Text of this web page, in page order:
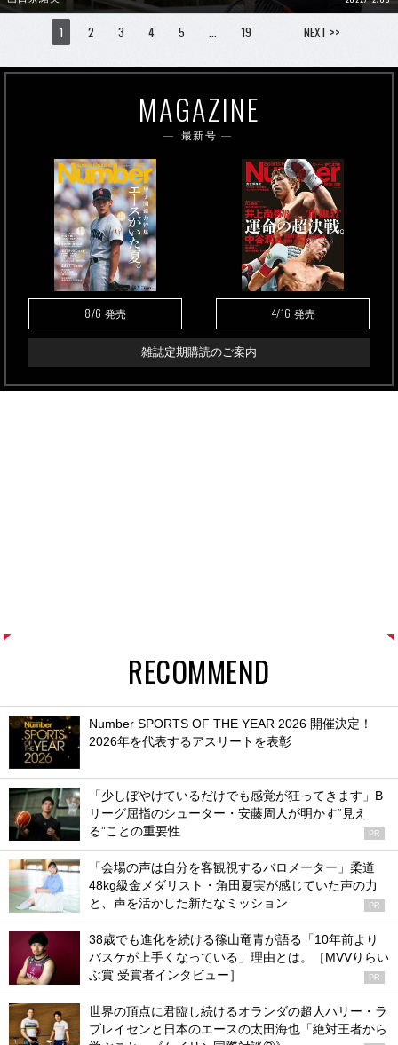
1 2 3 4 5 19 NEXT >>
MAGAZINE
最新号
8/6 発売 4/16 発売
雑誌定期購読のご案内
RECOMMEND
Number SPORTS OF THE YEAR 2026 開催決定！
2026年を代表するアスリートを表彰
「少しぼやけているだけでも感覚が狂ってきます」B
リーグ屈指のシューター・安藤周人が明かす“見え
る”ことの重要性
PR
「会場の声は自分を客観視するバロメーター」柔道
48kg級金メダリスト・角田夏実が感じていた声の力
と、声を活かした新たなミッション
PR
38歳でも進化を続ける篠山竜青が語る「10年前より
バスケが上手くなっている」理由とは。［MVVりらい
ぶ賞 受賞者インタビュー］
PR
世界の頂点に君臨し続けるオランダの超人ハリー・ラ
ブレイセンと日本のエースの太田海也「絶対王者から